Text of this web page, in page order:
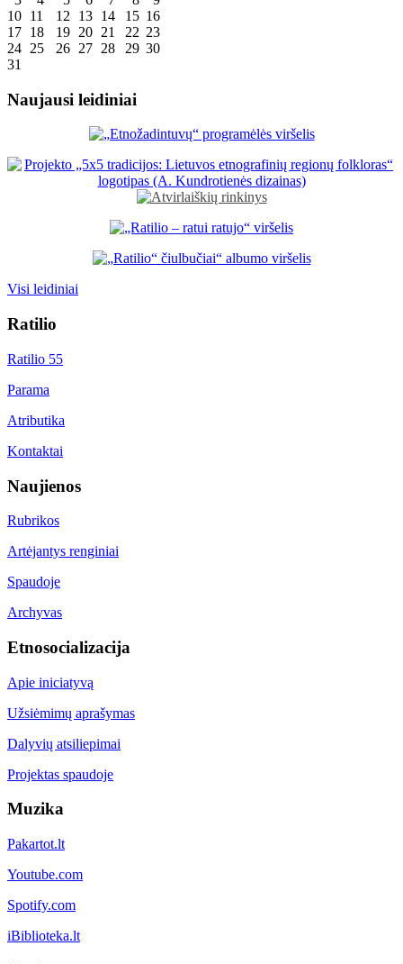
10 11 12 13 14 15 16
17 18 19 20 21 22 23
24 25 26 27 28 29 30
31
Naujausi leidiniai
Visi leidiniai
Ratilio
Ratilio 55
Parama
Atributika
Kontaktai
Naujienos
Rubrikos
Artėjantys renginiai
Spaudoje
Archyvas
Etnosocializacija
Apie iniciatyvą
Užsiėmimų aprašymas
Dalyvių atsiliepimai
Projektas spaudoje
Muzika
Pakartot.lt
Youtube.com
Spotify.com
iBiblioteka.lt